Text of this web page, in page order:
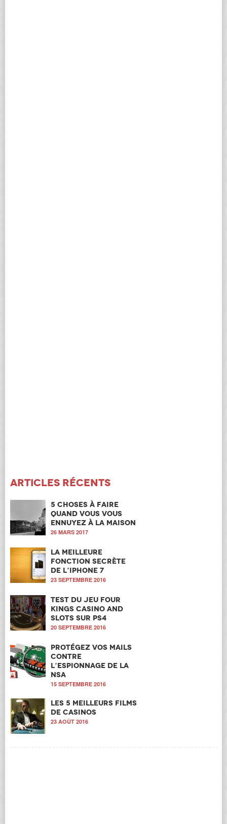
Articles récents
5 choses à faire
quand vous vous
ennuyez à la maison
26 MARS 2017
La meilleure
fonction secrète
de l’iPhone 7
23 SEPTEMBRE 2016
Test du jeu Four
Kings Casino and
Slots sur PS4
20 SEPTEMBRE 2016
Protégez vos mails
contre
l’espionnage de la
NSA
15 SEPTEMBRE 2016
Les 5 meilleurs films
de casinos
23 AOÛT 2016